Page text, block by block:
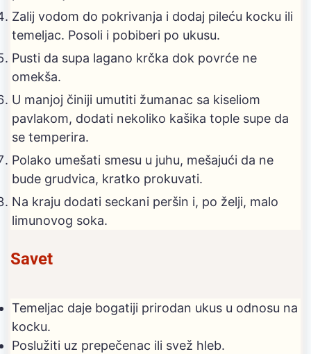
Zalij vodom do pokrivanja i dodaj pileću kocku ili
temeljac. Posoli i pobiberi po ukusu.
Pusti da supa lagano krčka dok povrće ne
omekša.
U manjoj činiji umutiti žumanac sa kiseliom
pavlakom, dodati nekoliko kašika tople supe da
se temperira.
Polako umešati smesu u juhu, mešajući da ne
bude grudvica, kratko prokuvati.
Na kraju dodati seckani peršin i, po želji, malo
limunovog soka.
Savet
Temeljac daje bogatiji prirodan ukus u odnosu na
kocku.
Poslužiti uz prepečenac ili svež hleb.